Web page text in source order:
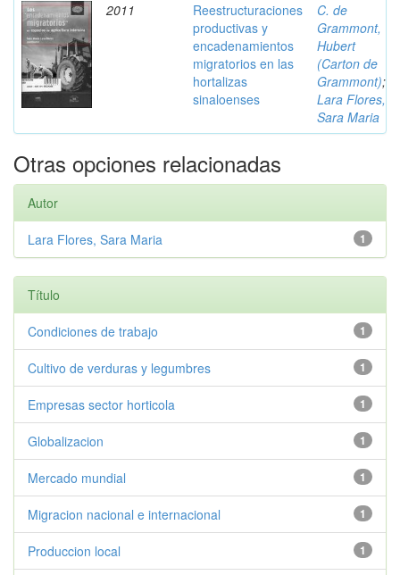
2011
Reestructuraciones
productivas y
encadenamientos
migratorios en las
hortalizas
sinaloenses
C. de
Grammont,
Hubert
(Carton de
Grammont);
Lara Flores,
Sara Maria
Otras opciones relacionadas
Autor
1
Lara Flores, Sara Maria
Título
1
Condiciones de trabajo
1
Cultivo de verduras y legumbres
1
Empresas sector horticola
1
Globalizacion
1
Mercado mundial
1
Migracion nacional e internacional
1
Produccion local